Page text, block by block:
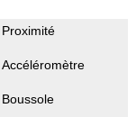
Proximité
Accéléromètre
Boussole